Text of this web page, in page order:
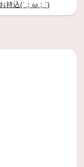
持込(´；ω；`)